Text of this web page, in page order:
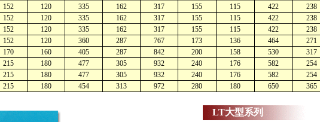
152 120 335 162 317 155 115 422 238
152 120 335 162 317 155 115 422 238
152 120 335 162 317 155 115 422 238
152 120 360 287 767 173 136 464 271
170 160 405 287 842 200 158 530 317
215 180 477 305 932 240 176 582 254
215 180 477 305 932 240 176 582 254
215 180 454 313 972 280 180 650 365
LT大型系列